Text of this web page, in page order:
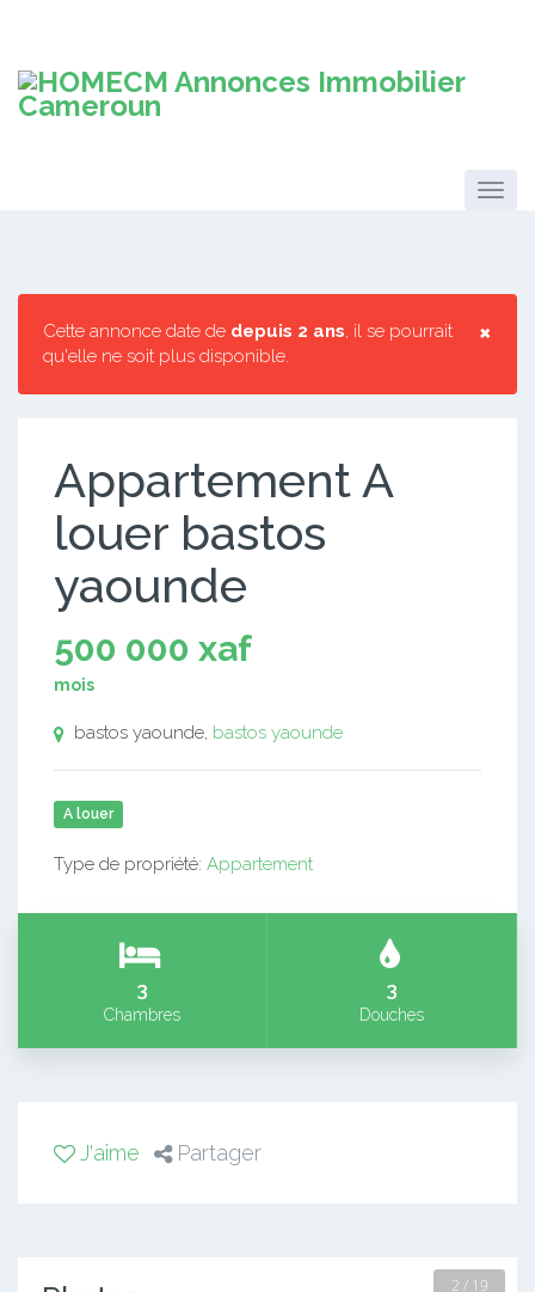
×
Cette annonce date de depuis 2 ans, il se pourrait
qu'elle ne soit plus disponible.
Appartement A
louer bastos
yaounde
500 000 xaf
mois
bastos yaounde, bastos yaounde
A louer
Type de propriété: Appartement
3
Chambres
3
Douches
J'aime Partager
2 / 19